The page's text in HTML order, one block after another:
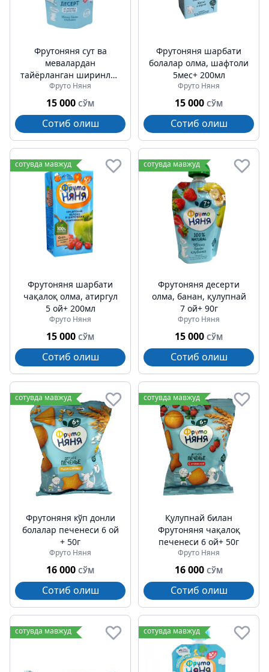
Фрутоняня сут ва
мевалардан
тайёрланган ширинлик
олма, банан, қулупнай
12мес+ 90г
Фруто Няня
15 000 СЎМ
Сотиб олиш
Фрутоняня шарбати
болалар олма, шафтоли
5мес+ 200мл
Фруто Няня
15 000 СЎМ
Сотиб олиш
сотувда мавжуд
Фрутоняня шарбати
чақалоқ олма, атиргул
5 ой+ 200мл
Фруто Няня
15 000 СЎМ
Сотиб олиш
сотувда мавжуд
Фрутоняня десерти
олма, банан, қулупнай
7 ой+ 90г
Фруто Няня
15 000 СЎМ
Сотиб олиш
сотувда мавжуд
Фрутоняня кўп донли
болалар печенеси 6 ой
+ 50г
Фруто Няня
16 000 СЎМ
Сотиб олиш
сотувда мавжуд
Қулупнай билан
Фрутоняня чақалоқ
печенеси 6 ой+ 50г
Фруто Няня
16 000 СЎМ
Сотиб олиш
сотувда мавжуд сотувда мавжуд